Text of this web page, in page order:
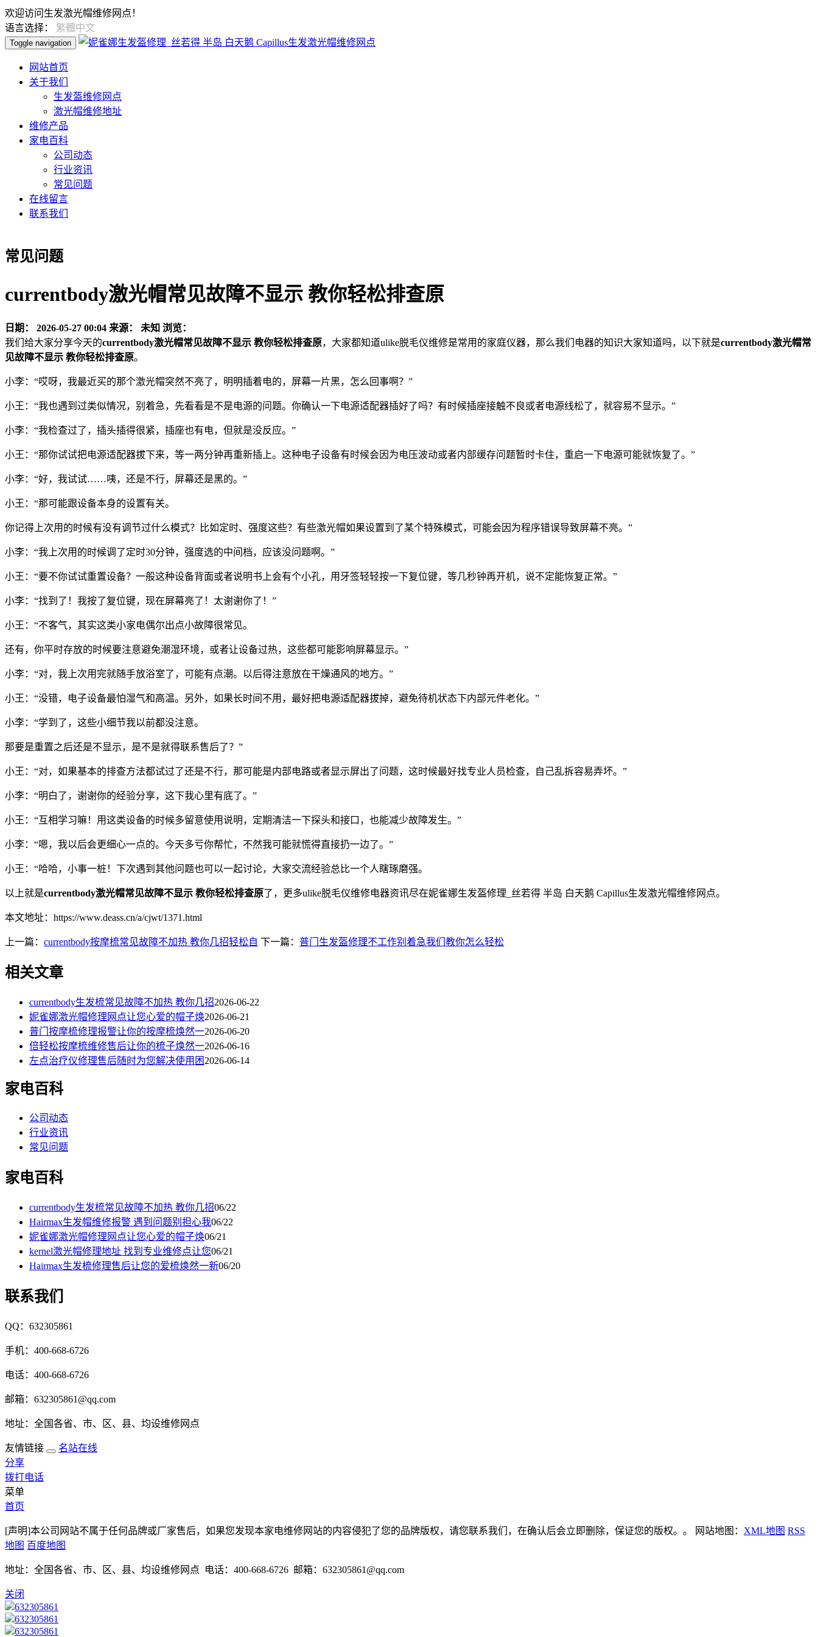
欢迎访问生发激光帽维修网点！
语言选择： 繁體中文
Toggle navigation
网站首页
关于我们
生发盔维修网点
激光帽维修地址
维修产品
家电百科
公司动态
行业资讯
常见问题
在线留言
联系我们
常见问题
currentbody激光帽常见故障不显示 教你轻松排查原
日期： 2026-05-27 00:04 来源： 未知 浏览：
我们给大家分享今天的currentbody激光帽常见故障不显示 教你轻松排查原，大家都知道ulike脱毛仪维修是常用的家庭仪器，那么我们电器的知识大家知道吗，以下就是currentbody激光帽常
见故障不显示 教你轻松排查原。
小李：“哎呀，我最近买的那个激光帽突然不亮了，明明插着电的，屏幕一片黑，怎么回事啊？”
小王：“我也遇到过类似情况，别着急，先看看是不是电源的问题。你确认一下电源适配器插好了吗？有时候插座接触不良或者电源线松了，就容易不显示。”
小李：“我检查过了，插头插得很紧，插座也有电，但就是没反应。”
小王：“那你试试把电源适配器拔下来，等一两分钟再重新插上。这种电子设备有时候会因为电压波动或者内部缓存问题暂时卡住，重启一下电源可能就恢复了。”
小李：“好，我试试……咦，还是不行，屏幕还是黑的。”
小王：“那可能跟设备本身的设置有关。
你记得上次用的时候有没有调节过什么模式？比如定时、强度这些？有些激光帽如果设置到了某个特殊模式，可能会因为程序错误导致屏幕不亮。”
小李：“我上次用的时候调了定时30分钟，强度选的中间档，应该没问题啊。”
小王：“要不你试试重置设备？一般这种设备背面或者说明书上会有个小孔，用牙签轻轻按一下复位键，等几秒钟再开机，说不定能恢复正常。”
小李：“找到了！我按了复位键，现在屏幕亮了！太谢谢你了！”
小王：“不客气，其实这类小家电偶尔出点小故障很常见。
还有，你平时存放的时候要注意避免潮湿环境，或者让设备过热，这些都可能影响屏幕显示。”
小李：“对，我上次用完就随手放浴室了，可能有点潮。以后得注意放在干燥通风的地方。”
小王：“没错，电子设备最怕湿气和高温。另外，如果长时间不用，最好把电源适配器拔掉，避免待机状态下内部元件老化。”
小李：“学到了，这些小细节我以前都没注意。
那要是重置之后还是不显示，是不是就得联系售后了？”
小王：“对，如果基本的排查方法都试过了还是不行，那可能是内部电路或者显示屏出了问题，这时候最好找专业人员检查，自己乱拆容易弄坏。”
小李：“明白了，谢谢你的经验分享，这下我心里有底了。”
小王：“互相学习嘛！用这类设备的时候多留意使用说明，定期清洁一下探头和接口，也能减少故障发生。”
小李：“嗯，我以后会更细心一点的。今天多亏你帮忙，不然我可能就慌得直接扔一边了。”
小王：“哈哈，小事一桩！下次遇到其他问题也可以一起讨论，大家交流经验总比一个人瞎琢磨强。
以上就是currentbody激光帽常见故障不显示 教你轻松排查原了，更多ulike脱毛仪维修电器资讯尽在妮雀娜生发盔修理_丝若得 半岛 白天鹅 Capillus生发激光帽维修网点。
本文地址：https://www.deass.cn/a/cjwt/1371.html
上一篇： currentbody按摩梳常见故障不加热 教你几招轻松自 下一篇： 普门生发盔修理不工作别着急我们教你怎么轻松
相关文章
currentbody生发梳常见故障不加热 教你几招2026-06-22
妮雀娜激光帽修理网点让您心爱的帽子焕2026-06-21
普门按摩梳修理报警让你的按摩梳焕然一2026-06-20
倍轻松按摩梳维修售后让你的梳子焕然一2026-06-16
左点治疗仪修理售后随时为您解决使用困 2026-06-14
家电百科
公司动态
行业资讯
常见问题
家电百科
currentbody生发梳常见故障不加热 教你几招06/22
Hairmax生发帽维修报警 遇到问题别担心我06/22
妮雀娜激光帽修理网点让您心爱的帽子焕06/21
kernel激光帽修理地址 找到专业维修点让您06/21
Hairmax生发梳修理售后让您的爱梳焕然一新06/20
联系我们
QQ：632305861
手机：400-668-6726
电话：400-668-6726
邮箱：632305861@qq.com
地址：全国各省、市、区、县、均设维修网点
友情链接
名站在线
分享
拨打电话
菜单
首页
[声明]本公司网站不属于任何品牌或厂家售后，如果您发现本家电维修网站的内容侵犯了您的品牌版权，请您联系我们，在确认后会立即删除，保证您的版权。。 网站地图： XML地图 RSS
地图 百度地图
地址：全国各省、市、区、县、均设维修网点 电话：400-668-6726 邮箱：632305861@qq.com
关闭
632305861
632305861
632305861